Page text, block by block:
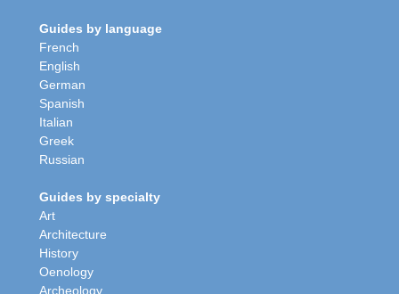
Guides by language
French
English
German
Spanish
Italian
Greek
Russian
Guides by specialty
Art
Architecture
History
Oenology
Archeology